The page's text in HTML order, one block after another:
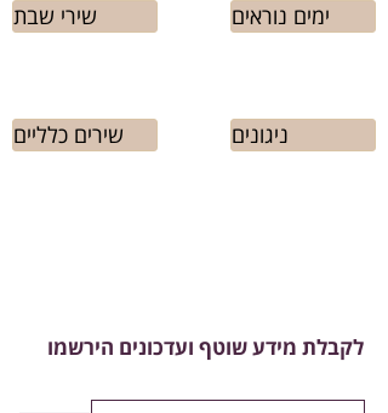
ימים נוראים
ניגונים
שירי שבת
שירים כלליים
לקבלת מידע שוטף ועדכונים הירשמו